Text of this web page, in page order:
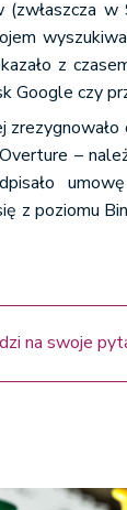
w
z
Google czy
–
z poziomu
na swoje